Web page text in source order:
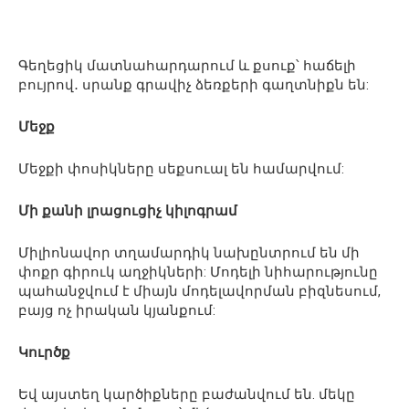
Գեղեցիկ մատնահարդարում և քսուք՝ հաճելի
բույրով․ սրանք գրավիչ ձեռքերի գաղտնիքն են:
Մեջք
Մեջքի փոսիկները սեքսուալ են համարվում:
Մի քանի լրացուցիչ կիլոգրամ
Միլիոնավոր տղամարդիկ նախընտրում են մի
փոքր գիրուկ աղջիկների: Մոդելի նիհարությունը
պահանջվում է միայն մոդելավորման բիզնեսում,
բայց ոչ իրական կյանքում:
Կուրծք
Եվ այստեղ կարծիքները բաժանվում են. մեկը